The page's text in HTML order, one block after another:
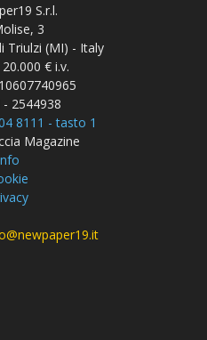
S.r.l.
3
Triulzi (MI) - Italy
€ i.v.
- 2544938
8111 - tasto 1
Magazine